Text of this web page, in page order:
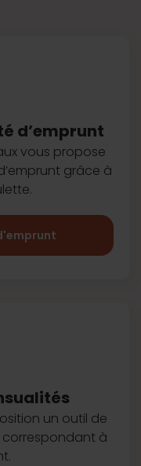
d’emprunt
vous propose
grâce à
un outil de
correspondant à